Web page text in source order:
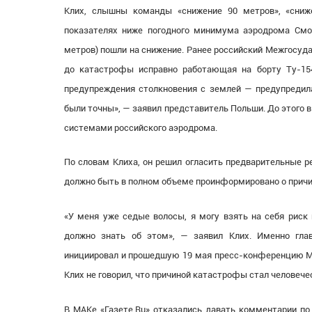
Клих, слышны команды «снижение 90 метров», «
показателях ниже погодного минимума аэродрома
метров) пошли на снижение. Ранее российский
до катастрофы исправно работающая на борту Ту-
предупреждения столкновения с землей —
были точны», — заявил представитель Польши. До
системами российского аэродрома.
По словам Клиха, он решил огласить предварительные
должно быть в полном объеме проинформировано о
«У меня уже седые волосы, я могу взять на себя
должно знать об этом», — заявил Клих. Именно
инициировал и прошедшую 19 мая пресс-конференцию
Клих не говорил, что причиной катастрофы стал
В МАКе «Газете.Ru» отказались давать комментарии